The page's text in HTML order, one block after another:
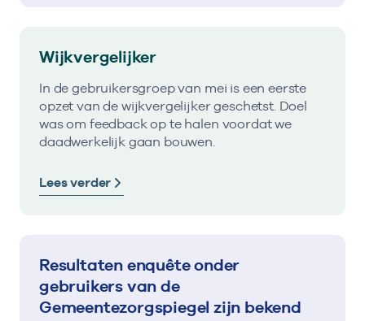
Wijkvergelijker
In de gebruikersgroep van mei is een eerste
opzet van de wijkvergelijker geschetst. Doel
was om feedback op te halen voordat we
daadwerkelijk gaan bouwen.
Lees verder
Resultaten enquête onder
gebruikers van de
Gemeentezorgspiegel zijn bekend